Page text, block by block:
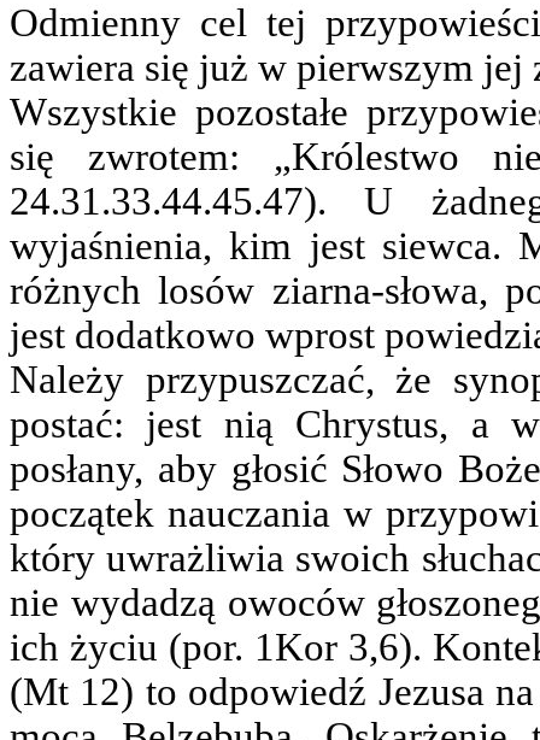
Odmienny cel tej
zawiera się już w pierwszym jej
Wszystkie pozostałe
się zwrotem: „Królestwo
24.31.33.44.45.47). U
wyjaśnienia, kim jest siewca.
różnych losów ziarna-słowa,
jest dodatkowo wprost
Należy przypuszczać, że
postać: jest nią Chrystus, a
posłany, aby głosić Słowo
początek nauczania w
który uwrażliwia swoich
nie wydadzą owoców
ich życiu (por. 1Kor 3,6).
(Mt 12) to odpowiedź Jezusa